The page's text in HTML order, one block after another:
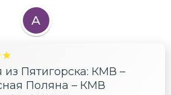
А
из Пятигорска: КМВ –
Поляна – КМВ